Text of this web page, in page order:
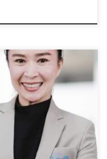
ธุ์ ในโอกาสที่ได้รับการอ